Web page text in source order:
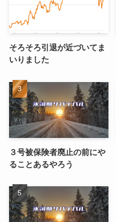
そろそろ引退が近づいてま
いりました
３号被保険者廃止の前にや
ることあるやろう